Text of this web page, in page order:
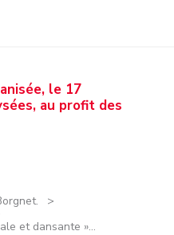
le 17
au profit des
et dansante »...